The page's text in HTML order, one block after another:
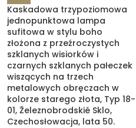
Kaskadowa trzypoziomowa
jednopunktowa lampa
sufitowa w stylu boho
złożona z przeźroczystych
szklanych wisiorków i
czarnych szklanych pałeczek
wiszących na trzech
metalowych obręczach w
kolorze starego złota, Typ 18-
01, Železnobrodskié Sklo,
Czechosłowacja, lata 50.